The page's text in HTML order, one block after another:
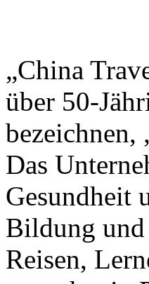
„China
über 50-
bezeichnen,
Das
Gesundheit
Bildung
Reisen,